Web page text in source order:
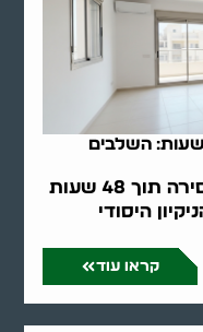
הכינו דירה מוכנה למסירה ב-48 שעות: השלבים
מדריך מקיף להכנת דירה למסירה תוך 48 שעות
היסודי
קראו עוד